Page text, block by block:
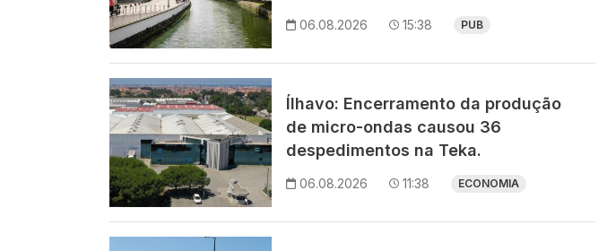
06.08.2026 15:38 PUB
Imagem
Ílhavo: Encerramento da produção
de micro-ondas causou 36
despedimentos na Teka.
06.08.2026 11:38 ECONOMIA